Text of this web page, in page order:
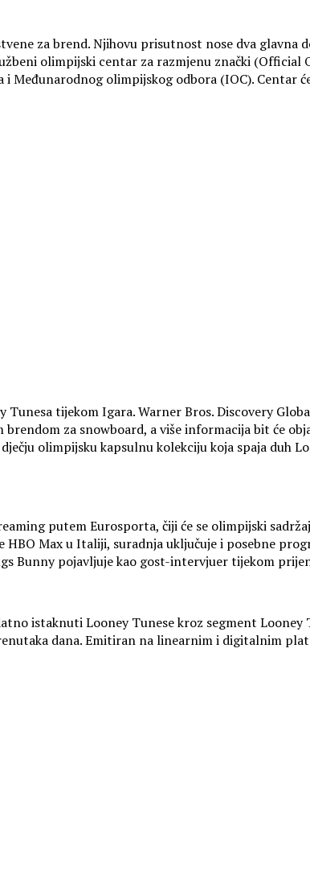
za brend. Njihovu prisutnost nose dva
olimpijski centar za razmjenu znački
Međunarodnog olimpijskog odbora (IOC). Centar
tijekom Igara. Warner Bros. Discovery
za snowboard, a više informacija bit će
olimpijsku kapsulnu kolekciju koja spaja duh
putem Eurosporta, čiji će se olimpijski
Max u Italiji, suradnja uključuje i posebne
Bunny pojavljuje kao gost-intervjuer tijekom
istaknuti Looney Tunese kroz segment Looney
dana. Emitiran na linearnim i digitalnim